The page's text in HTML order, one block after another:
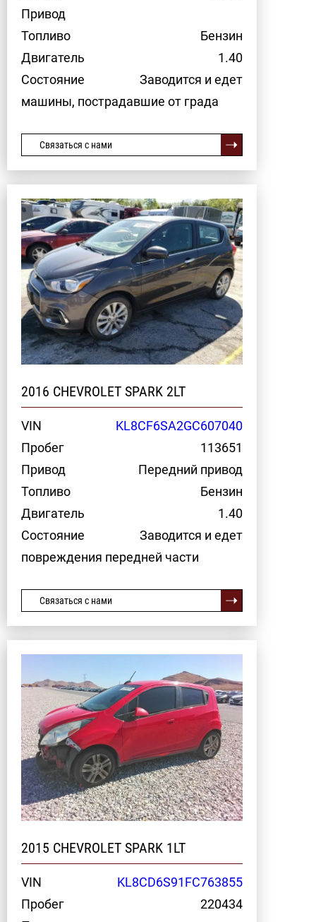
Привод
Топливо
Бензин
Двигатель
1.40
Состояние
Заводится и едет
машины, пострадавшие от града
Связаться с нами
2016 CHEVROLET SPARK 2LT
VIN
KL8CF6SA2GC607040
Пробег
113651
Привод
Передний привод
Топливо
Бензин
Двигатель
1.40
Состояние
Заводится и едет
повреждения передней части
Связаться с нами
2015 CHEVROLET SPARK 1LT
VIN
KL8CD6S91FC763855
Пробег
220434